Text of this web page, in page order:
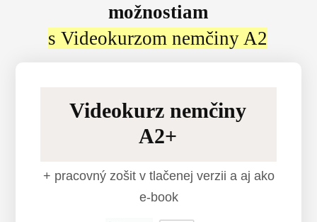
možnostiam
s Videokurzom nemčiny A2
Videokurz nemčiny
A2+
+ pracovný zošit v tlačenej verzii a aj ako
e-book